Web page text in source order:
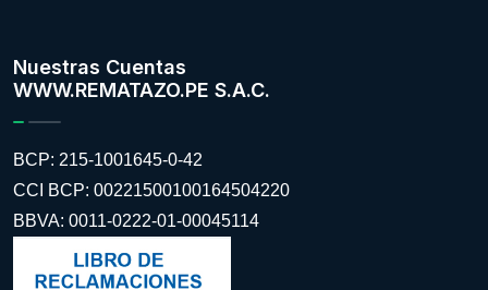
Nuestras Cuentas
WWW.REMATAZO.PE S.A.C.
BCP: 215-1001645-0-42
CCI BCP: 00221500100164504220
BBVA: 0011-0222-01-00045114